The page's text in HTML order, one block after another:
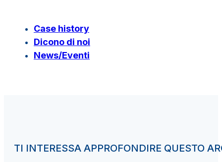
Case history
Dicono di noi
News/Eventi
TI INTERESSA APPROFONDIRE QUESTO